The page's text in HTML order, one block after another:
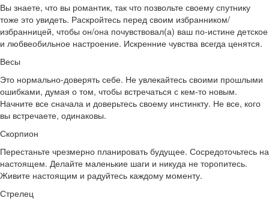
Вы знаете, что вы романтик, так что позвольте своему спутнику
тоже это увидеть. Раскройтесь перед своим избранником/
избранницей, чтобы он/она почувствовал(а) ваш по-истине детское
и любвеобильное настроение. Искренние чувства всегда ценятся.
Весы
Это нормально-доверять себе. Не увлекайтесь своими прошлыми
ошибками, думая о том, чтобы встречаться с кем-то новым.
Начните все сначала и доверьтесь своему инстинкту. Не все, кого
вы встречаете, одинаковы.
Скорпион
Перестаньте чрезмерно планировать будущее. Сосредоточьтесь на
настоящем. Делайте маленькие шаги и никуда не торопитесь.
Живите настоящим и радуйтесь каждому моменту.
Стрелец